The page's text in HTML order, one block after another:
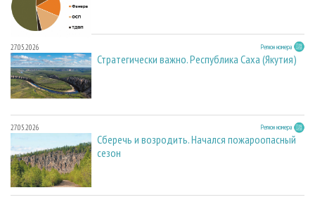
27.05.2026 Регион номера
Стратегически важно. Республика Саха (Якутия)
27.05.2026 Регион номера
Сберечь и возродить. Начался пожароопасный
сезон